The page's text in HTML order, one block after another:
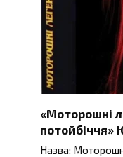
«Моторошні
потойбіччя»
Назва: